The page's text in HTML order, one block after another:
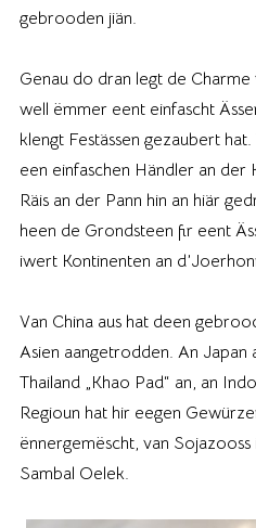
gebrooden jiän.
Genau do dran legt de
well ëmmer eent einfascht
klengt Festässen gezaubert
een einfaschen Händler an der
Räis an der Pann hin an hiär
heen de Grondsteen fir eent
iwert Kontinenten an
Van China aus hat deen
Asien aangetrodden. An Japan
Thailand „Khao Pad“ an, an
Regioun hat hir eegen
ënnergemëscht, van
Sambal Oelek.